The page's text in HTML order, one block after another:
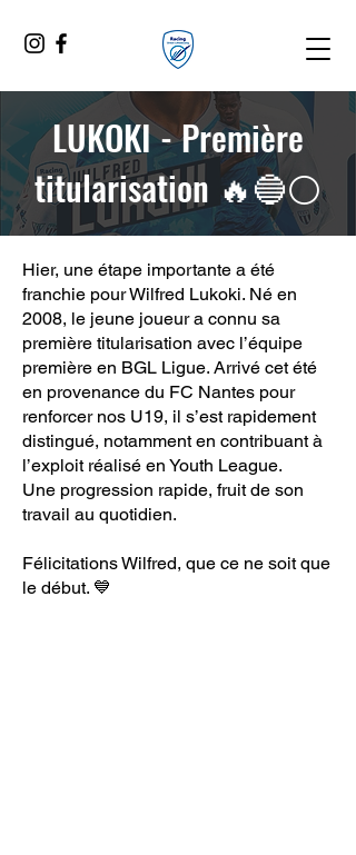
LUKOKI - Première
titularisation 🔥🔵⚪
Hier, une étape importante a été
franchie pour Wilfred Lukoki. Né en
2008, le jeune joueur a connu sa
première titularisation avec l’équipe
première en BGL Ligue. Arrivé cet été
en provenance du FC Nantes pour
renforcer nos U19, il s’est rapidement
distingué, notamment en contribuant à
l’exploit réalisé en Youth League.
Une progression rapide, fruit de son
travail au quotidien.
Félicitations Wilfred, que ce ne soit que
le début. 💙